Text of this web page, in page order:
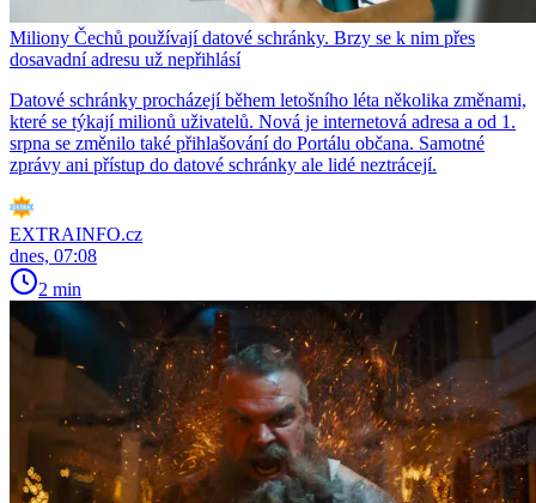
Miliony Čechů používají datové schránky. Brzy se k nim přes
dosavadní adresu už nepřihlásí
Datové schránky procházejí během letošního léta několika změnami,
které se týkají milionů uživatelů. Nová je internetová adresa a od 1.
srpna se změnilo také přihlašování do Portálu občana. Samotné
zprávy ani přístup do datové schránky ale lidé neztrácejí.
EXTRAINFO.cz
dnes, 07:08
2 min